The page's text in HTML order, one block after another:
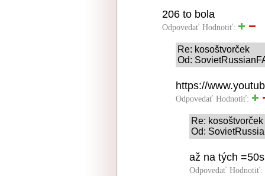
206 to bola
Odpovedať Hodnotiť:
Re: kosoštvorček
Od:
https://
Odpovedať Hodnotiť:
Re: kosoštvorček
Od:
až na tých
Odpovedať Hodnotiť: